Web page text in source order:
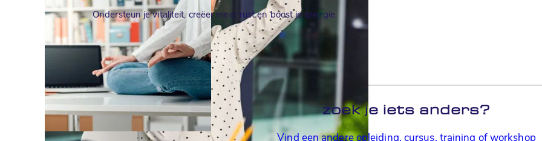
Ondersteun je vitaliteit, creëer meer rust en boost je energie.
zoek je iets anders?
Vind een andere opleiding, cursus, training of workshop